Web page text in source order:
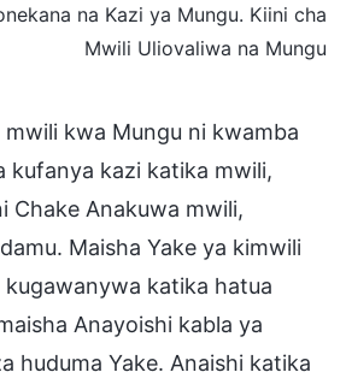
na Kazi ya Mungu. Kiini cha
Mwili Uliovaliwa na Mungu
kwa Mungu ni kwamba
kufanya kazi katika mwili,
Chake Anakuwa mwili,
Maisha Yake ya kimwili
katika hatua
Anayoishi kabla ya
huduma Yake. Anaishi katika